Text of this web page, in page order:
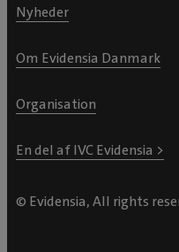
Nyheder
Om Evidensia Danmark
Organisation
En del af IVC Evidensia >
© Evidensia, All rights